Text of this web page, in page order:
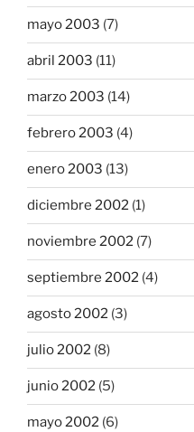
mayo 2003 (7)
abril 2003 (11)
marzo 2003 (14)
febrero 2003 (4)
enero 2003 (13)
diciembre 2002 (1)
noviembre 2002 (7)
septiembre 2002 (4)
agosto 2002 (3)
julio 2002 (8)
junio 2002 (5)
mayo 2002 (6)